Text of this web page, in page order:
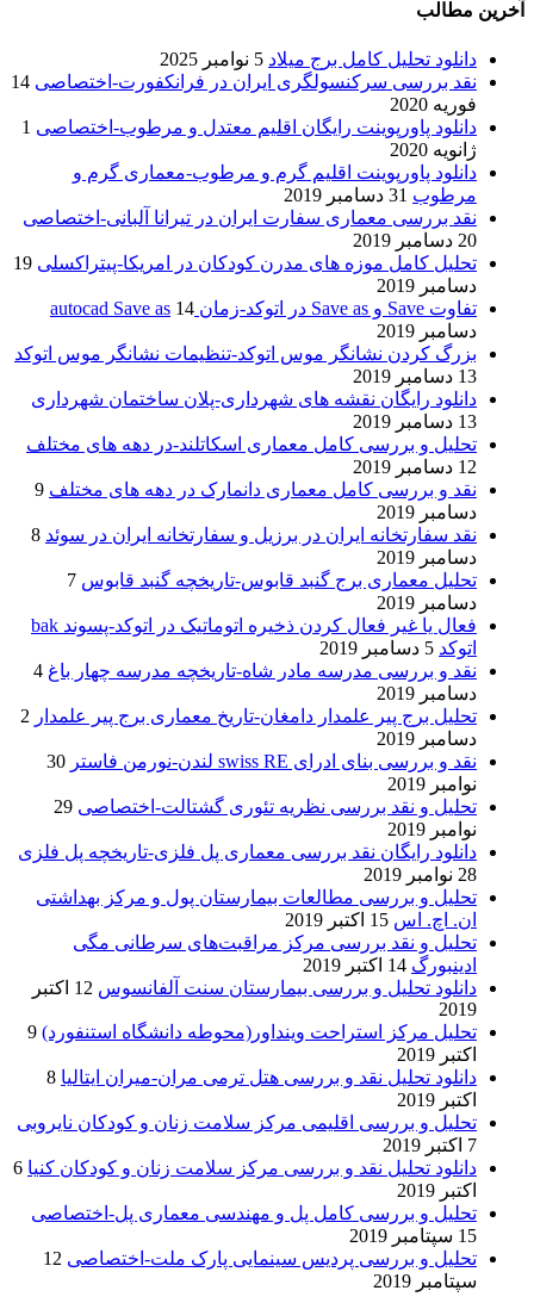
آخرین مطالب
دانلود تحلیل کامل برج میلاد 5 نوامبر 2025
نقد بررسی سرکنسولگری ایران در فرانکفورت-اختصاصی 14
فوریه 2020
دانلود پاورپوینت رایگان اقلیم معتدل و مرطوب-اختصاصی 1
ژانویه 2020
دانلود پاورپوینت اقلیم گرم و مرطوب-معماری گرم و
مرطوب 31 دسامبر 2019
نقد بررسی معماری سفارت ایران در تیرانا آلبانی-اختصاصی
20 دسامبر 2019
تحلیل کامل موزه های مدرن کودکان در امریکا-پیتراکسلی 19
دسامبر 2019
تفاوت Save و Save as در اتوکد-زمان autocad Save as
14
دسامبر 2019
بزرگ کردن نشانگر موس اتوکد-تنظیمات نشانگر موس اتوکد
13 دسامبر 2019
دانلود رایگان نقشه های شهرداری-پلان ساختمان شهرداری
13 دسامبر 2019
تحلیل و بررسی کامل معماری اسکاتلند-در دهه های مختلف
12 دسامبر 2019
نقد و بررسی کامل معماری دانمارک در دهه های مختلف 9
دسامبر 2019
نقد سفارتخانه ایران در برزیل و سفارتخانه ایران در سوئد 8
دسامبر 2019
تحلیل معماری برج گنبد قابوس-تاریخچه گنبد قابوس 7
دسامبر 2019
فعال یا غیر فعال کردن ذخیره اتوماتیک در اتوکد-پسوند bak
اتوکد 5 دسامبر 2019
نقد و بررسی مدرسه مادر شاه-تاریخچه مدرسه چهار باغ 4
دسامبر 2019
تحلیل برج پیر علمدار دامغان-تاریخ معماری برج پیر علمدار 2
دسامبر 2019
نقد و بررسی بنای ادرای swiss RE لندن-نورمن فاستر
30
نوامبر 2019
تحلیل و نقد بررسی نظریه تئوری گشتالت-اختصاصی 29
نوامبر 2019
دانلود رایگان نقد بررسی معماری پل فلزی-تاریخچه پل فلزی
28 نوامبر 2019
تحلیل و بررسی مطالعات بیمارستان پول و مرکز بهداشتی
ان. اچ. اس 15 اکتبر 2019
تحلیل و نقد بررسی مرکز مراقبت‌های سرطانی مگی
ادینبورگ 14 اکتبر 2019
دانلود تحلیل و بررسی بیمارستان سنت آلفانسوس
12 اکتبر
2019
تحلیل مرکز استراحت وینداور(محوطه دانشگاه استنفورد) 9
اکتبر 2019
دانلود تحلیل نقد و بررسی هتل ترمی مران-میران ایتالیا 8
اکتبر 2019
تحلیل و بررسی اقلیمی مرکز سلامت زنان و کودکان نایروبی
7 اکتبر 2019
دانلود تحلیل نقد و بررسی مرکز سلامت زنان و کودکان کنیا 6
اکتبر 2019
تحلیل و بررسی کامل پل و مهندسی معماری پل-اختصاصی
15 سپتامبر 2019
تحلیل و بررسی پردیس سینمایی پارک ملت-اختصاصی 12
سپتامبر 2019